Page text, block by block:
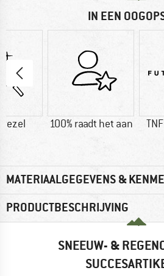
IN EEN
100% raadt het aan
MATERIAALGEGEVENS &
PRODUCTBESCHRIJVING
SNEEUW- &